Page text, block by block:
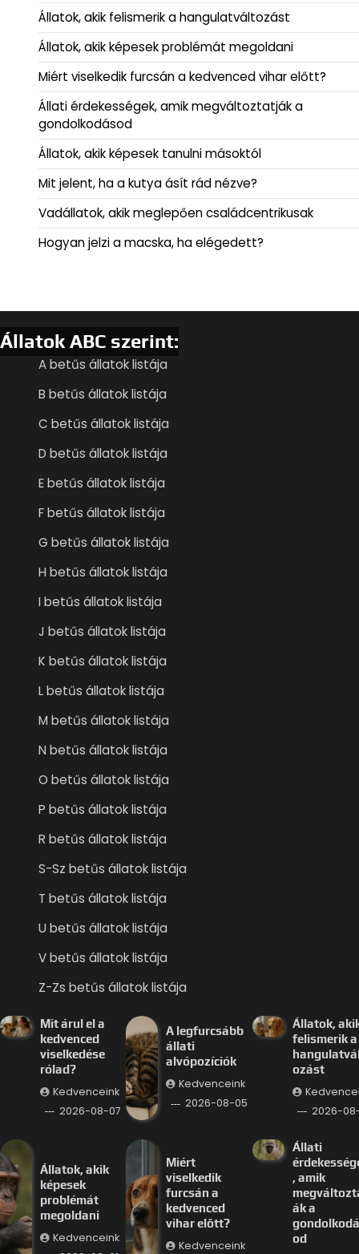
Állatok, akik felismerik a hangulatváltozást
Állatok, akik képesek problémát megoldani
Miért viselkedik furcsán a kedvenced vihar előtt?
Állati érdekességek, amik megváltoztatják a
gondolkodásod
Állatok, akik képesek tanulni másoktól
Mit jelent, ha a kutya ásít rád nézve?
Vadállatok, akik meglepően családcentrikusak
Hogyan jelzi a macska, ha elégedett?
Állatok ABC szerint:
A betűs állatok listája
B betűs állatok listája
C betűs állatok listája
D betűs állatok listája
E betűs állatok listája
F betűs állatok listája
G betűs állatok listája
H betűs állatok listája
I betűs állatok listája
J betűs állatok listája
K betűs állatok listája
L betűs állatok listája
M betűs állatok listája
N betűs állatok listája
O betűs állatok listája
P betűs állatok listája
R betűs állatok listája
S-Sz betűs állatok listája
T betűs állatok listája
U betűs állatok listája
V betűs állatok listája
Z-Zs betűs állatok listája
Mit árul el a
kedvenced
viselkedése
rólad?
Kedvenceink
2026-08-07
A legfurcsább
állati
alvópozíciók
Kedvenceink
2026-08-05
Állatok,
felismerik a
ozást
2026-
Állatok, akik
képesek
problémát
megoldani
Kedvenceink
Miért
viselkedik
furcsán a
kedvenced
vihar előtt?
Kedvenceink
Állati
, amik
ák a
od